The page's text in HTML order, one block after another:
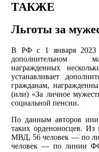
ТАКЖЕ
Льготы за
В РФ с 1 января 2023
дополнительном
награжденных
устанавливает
гражданам,
(или) «За личное
социальной пенсии.
По данным авторов
таких орденоносцев.
МВД, 56 человек — по
человек — по линии